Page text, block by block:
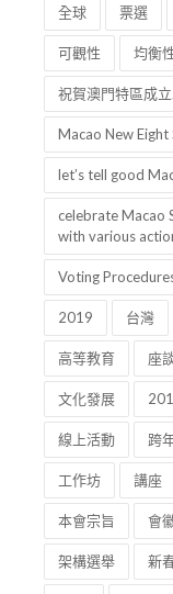
全球 票選
可觀性 均衡
祝賀澳門特區成
Macao New Eight
let’s tell good
celebrate Macao
with various
Voting
2019 台灣
高等教育 座
文化發展
線上活動 跨
工作坊 講座
本會宗旨 會
架構選舉 新